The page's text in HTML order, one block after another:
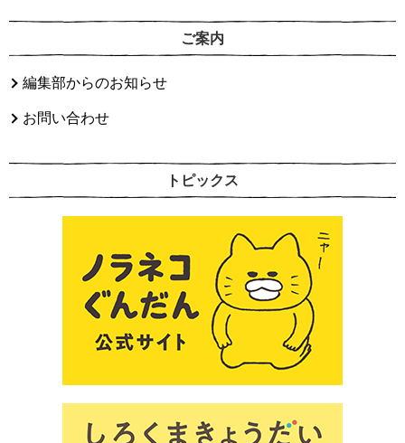
ご案内
編集部からのお知らせ
お問い合わせ
トピックス